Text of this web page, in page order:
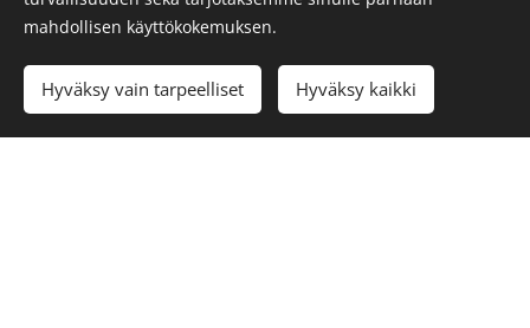
mahdollisen käyttökokemuksen.
Hyväksy vain tarpeelliset Hyväksy kaikki